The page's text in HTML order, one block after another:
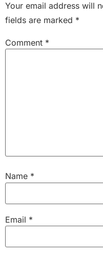
Your email address will
fields are marked *
Comment *
Name *
Email *